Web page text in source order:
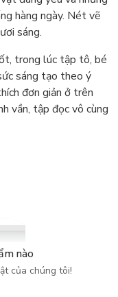
hàng ngày. Nét vẽ
sáng.
trong lúc tập tô, bé
sáng tạo theo ý
đơn giản ở trên
vần, tập đọc vô cùng
nào
của chúng tôi!